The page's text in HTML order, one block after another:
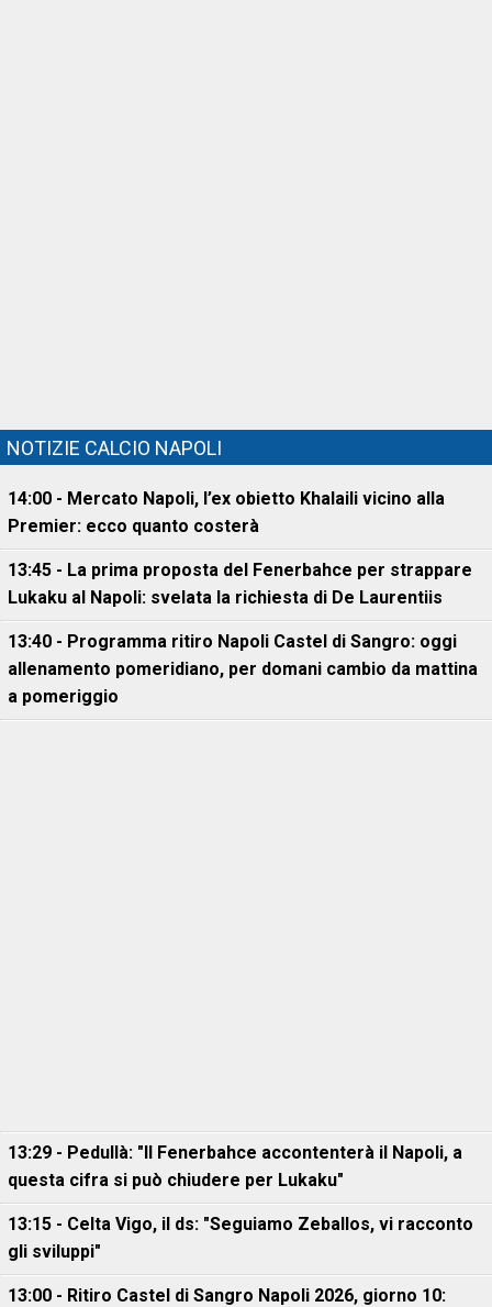
NOTIZIE CALCIO NAPOLI
14:00 - Mercato Napoli, l’ex obietto Khalaili vicino alla
Premier: ecco quanto costerà
13:45 - La prima proposta del Fenerbahce per strappare
Lukaku al Napoli: svelata la richiesta di De Laurentiis
13:40 - Programma ritiro Napoli Castel di Sangro: oggi
allenamento pomeridiano, per domani cambio da mattina
a pomeriggio
13:29 - Pedullà: "Il Fenerbahce accontenterà il Napoli, a
questa cifra si può chiudere per Lukaku"
13:15 - Celta Vigo, il ds: "Seguiamo Zeballos, vi racconto
gli sviluppi"
13:00 - Ritiro Castel di Sangro Napoli 2026, giorno 10: